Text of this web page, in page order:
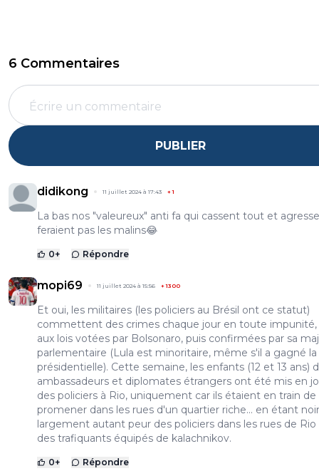
6 Commentaires
PUBLIER
didikong 11 juillet 2024 à 17:43 +1
La bas nos "valeureux" anti fa qui cassent tout et
feraient pas les malins😂
0+ Répondre
mopi69 11 juillet 2024 à 15:56 +1300
Et oui, les militaires (les policiers au Brésil ont ce statut)
commettent des crimes chaque jour en toute impunité,
aux lois votées par Bolsonaro, puis confirmées par sa
parlementaire (Lula est minoritaire, même s'il a gagné la
présidentielle). Cette semaine, les enfants (12 et 13 ans)
ambassadeurs et diplomates étrangers ont été mis en
des policiers à Rio, uniquement car ils étaient en train de
promener dans les rues d'un quartier riche... en étant
largement autant peur des policiers dans les rues de Rio
des trafiquants équipés de kalachnikov.
0+ Répondre